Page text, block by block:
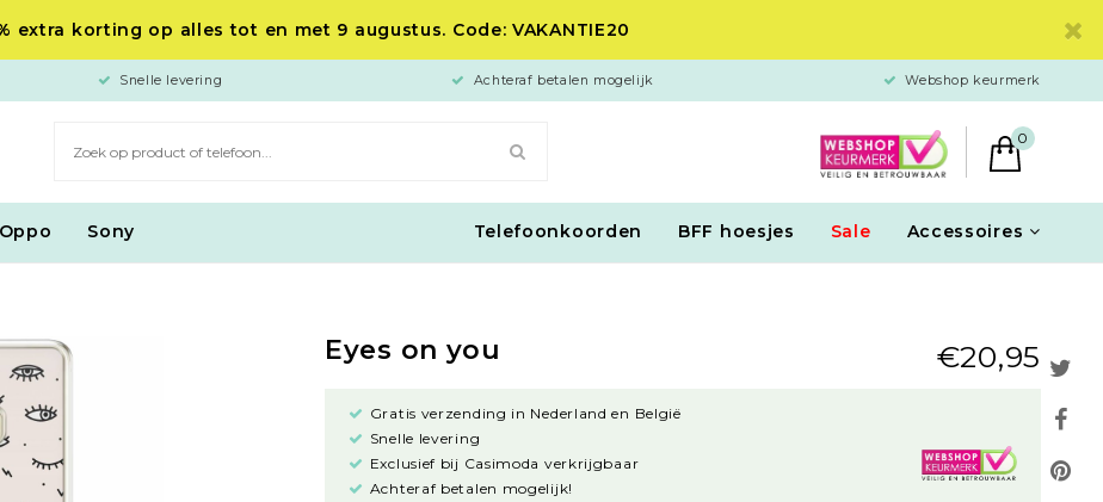
extra korting op alles tot en met 9 augustus. Code: VAKANTIE20
Snelle levering Achteraf betalen mogelijk Webshop keurmerk
0
Oppo Sony Telefoonkoorden BFF hoesjes Sale Accessoires
Eyes on you €20,95
Gratis verzending in Nederland en België
Snelle levering
Exclusief bij Casimoda verkrijgbaar
Achteraf betalen mogelijk!